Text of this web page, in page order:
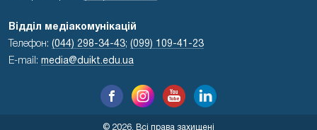
Відділ медіакомунікацій
Телефон: (044) 298-34-43; (099) 109-41-23
E-mail: media@duikt.edu.ua
© 2026, Всі права захищені